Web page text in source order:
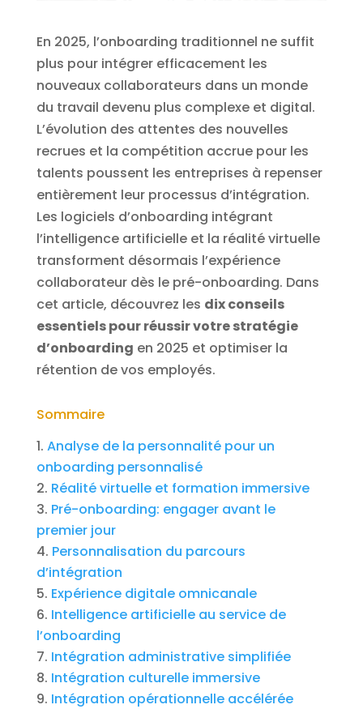
En 2025, l’onboarding traditionnel ne suffit
plus pour intégrer efficacement les
nouveaux collaborateurs dans un monde
du travail devenu plus complexe et digital.
L’évolution des attentes des nouvelles
recrues et la compétition accrue pour les
talents poussent les entreprises à repenser
entièrement leur processus d’intégration.
Les logiciels d’onboarding intégrant
l’intelligence artificielle et la réalité virtuelle
transforment désormais l’expérience
collaborateur dès le pré-onboarding. Dans
cet article, découvrez les dix conseils
essentiels pour réussir votre stratégie
d’onboarding en 2025 et optimiser la
rétention de vos employés.
Sommaire
Analyse de la personnalité pour un
onboarding personnalisé
Réalité virtuelle et formation immersive
Pré-onboarding: engager avant le
premier jour
Personnalisation du parcours
d’intégration
Expérience digitale omnicanale
Intelligence artificielle au service de
l’onboarding
Intégration administrative simplifiée
Intégration culturelle immersive
Intégration opérationnelle accélérée